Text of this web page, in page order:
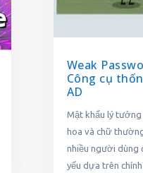
Weak
Công cụ
AD
Mật khẩu lý
hoa và chữ
nhiều người dùng
yếu dựa trên